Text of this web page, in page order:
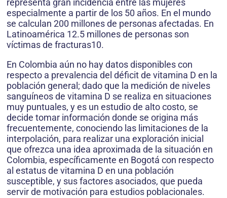
representa gran incidencia entre las mujeres
especialmente a partir de los 50 años. En el mundo
se calculan 200 millones de personas afectadas. En
Latinoamérica 12.5 millones de personas son
víctimas de fracturas10.
En Colombia aún no hay datos disponibles con
respecto a prevalencia del déficit de vitamina D en la
población general; dado que la medición de niveles
sanguíneos de vitamina D se realiza en situaciones
muy puntuales, y es un estudio de alto costo, se
decide tomar información donde se origina más
frecuentemente, conociendo las limitaciones de la
interpolación, para realizar una exploración inicial
que ofrezca una idea aproximada de la situación en
Colombia, específicamente en Bogotá con respecto
al estatus de vitamina D en una población
susceptible, y sus factores asociados, que pueda
servir de motivación para estudios poblacionales.